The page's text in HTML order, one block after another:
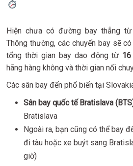
Hiện chưa có đường bay thẳng từ
Thông thường, các chuyến bay sẽ
tổng thời gian bay dao động từ
hãng hàng không và thời gian nối
Các sân bay đến phổ biến tại
Sân bay quốc tế Bratislava
Bratislava
Ngoài ra, bạn cũng có thể bay
đi tàu hoặc xe buýt sang
giờ)